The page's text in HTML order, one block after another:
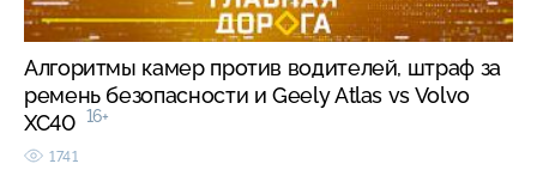
Алгоритмы камер против водителей, штраф за
ремень безопасности и Geely Atlas vs Volvo
XC40 16+
1741